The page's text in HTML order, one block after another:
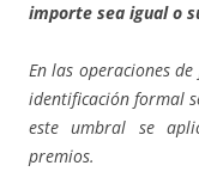
importe sea igual o
En las operaciones
identificación formal
este umbral se
premios.